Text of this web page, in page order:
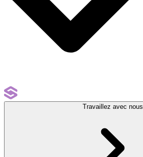
Travaillez avec nous